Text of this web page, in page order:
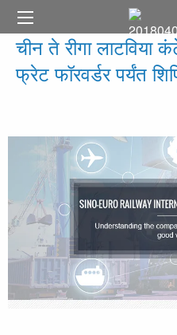
चीन ते रीगा लाटविया
फ्रेट फॉरवर्डर पर्यंत